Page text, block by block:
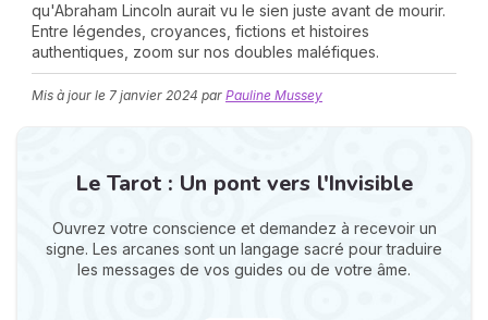
qu'Abraham Lincoln aurait vu le sien juste avant de mourir.
Entre légendes, croyances, fictions et histoires
authentiques, zoom sur nos doubles maléfiques.
Mis à jour le 7 janvier 2024 par Pauline Mussey
Le Tarot : Un pont vers l'Invisible
Ouvrez votre conscience et demandez à recevoir un
signe. Les arcanes sont un langage sacré pour traduire
les messages de vos guides ou de votre âme.